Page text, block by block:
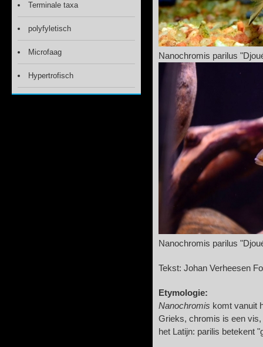
Nanochromis parilus
Nanochromis parilus
Tekst: Johan Verheesen
Etymologie:
Nanochromis komt vanuit
Grieks, chromis is een
het Latijn: parilis betekent
Terminale taxa
polyfyletisch
Microfaag
Hypertrofisch